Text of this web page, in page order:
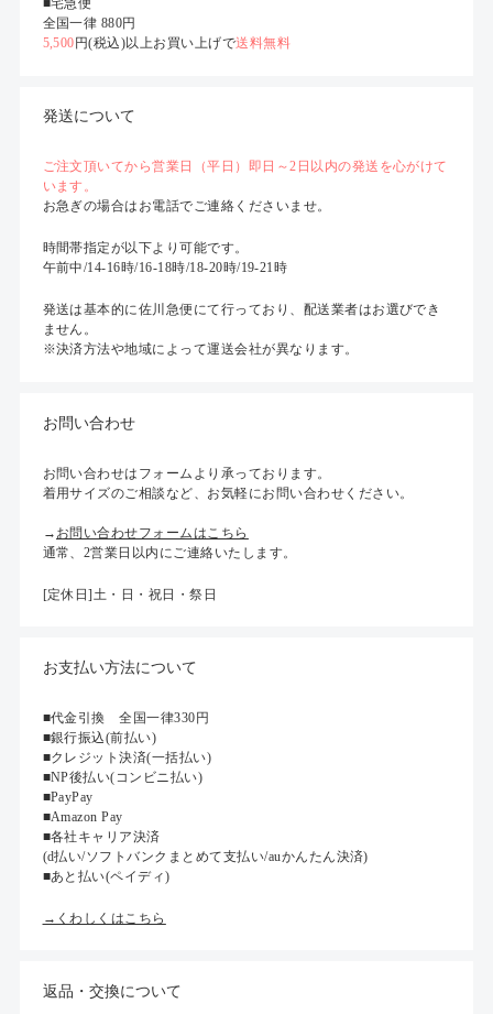
■宅急便
全国一律 880円
5,500 円(税込)以上お買い上げで送料無料
発送について
ご注文頂いてから営業日（平日）即日～2日以内の発送を心がけて
います。
お急ぎの場合はお電話でご連絡くださいませ。
時間帯指定が以下より可能です。
午前中/14-16時/16-18時/18-20時/19-21時
発送は基本的に佐川急便にて行っており、配送業者はお選びでき
ません。
※決済方法や地域によって運送会社が異なります。
お問い合わせ
お問い合わせはフォームより承っております。
着用サイズのご相談など、お気軽にお問い合わせください。
→ お問い合わせフォームはこちら
通常、2営業日以内にご連絡いたします。
[定休日]土・日・祝日・祭日
お支払い方法について
■代金引換 全国一律330円
■銀行振込(前払い)
■クレジット決済(一括払い)
■NP後払い(コンビニ払い)
■PayPay
■Amazon Pay
■各社キャリア決済
(d払い/ソフトバンクまとめて支払い/auかんたん決済)
■あと払い(ペイディ)
→くわしくはこちら
返品・交換について